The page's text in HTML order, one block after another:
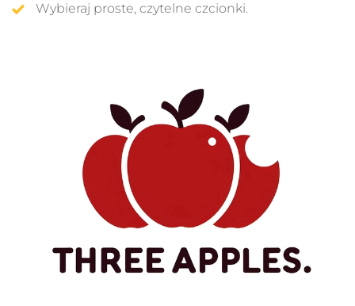
Wybieraj proste, czytelne czcionki.